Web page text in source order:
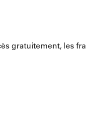
gratuitement, les